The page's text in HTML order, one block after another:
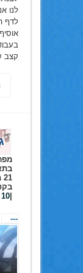
לנו
לדף
קצב
21 בספטמבר 2016
|10 תגובות
---